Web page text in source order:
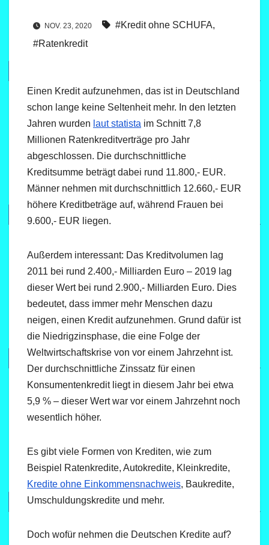
NOV. 23, 2020 #Kredit ohne SCHUFA,
#Ratenkredit
Einen Kredit aufzunehmen, das ist in Deutschland
schon lange keine Seltenheit mehr. In den letzten
Jahren wurden laut statista im Schnitt 7,8
Millionen Ratenkreditverträge pro Jahr
abgeschlossen. Die durchschnittliche
Kreditsumme beträgt dabei rund 11.800,- EUR.
Männer nehmen mit durchschnittlich 12.660,- EUR
höhere Kreditbeträge auf, während Frauen bei
9.600,- EUR liegen.
Außerdem interessant: Das Kreditvolumen lag
2011 bei rund 2.400,- Milliarden Euro – 2019 lag
dieser Wert bei rund 2.900,- Milliarden Euro. Dies
bedeutet, dass immer mehr Menschen dazu
neigen, einen Kredit aufzunehmen. Grund dafür ist
die Niedrigzinsphase, die eine Folge der
Weltwirtschaftskrise von vor einem Jahrzehnt ist.
Der durchschnittliche Zinssatz für einen
Konsumentenkredit liegt in diesem Jahr bei etwa
5,9 % – dieser Wert war vor einem Jahrzehnt noch
wesentlich höher.
Es gibt viele Formen von Krediten, wie zum
Beispiel Ratenkredite, Autokredite, Kleinkredite,
Kredite ohne Einkommensnachweis, Baukredite,
Umschuldungskredite und mehr.
Doch wofür nehmen die Deutschen Kredite auf?